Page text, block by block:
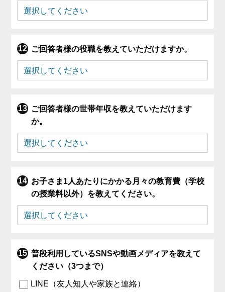
ご回答者様の役職を教えていただけますか。
ご回答者様の世帯年収を教えていただけます
か。
お子さま1人あたりにかかる月々の教育費（学校
の授業料以外）を教えてください。
普段利用しているSNSや動画メディアを教えて
ください（3つまで）
LINE（友人知人や家族と連絡）